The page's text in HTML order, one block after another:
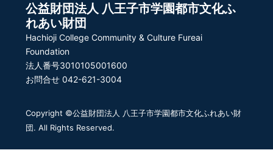
公益財団法人 八王子市学園都市文化ふ
れあい財団
Hachioji College Community & Culture Fureai
Foundation
法人番号3010105001600
お問合せ 042-621-3004
Copyright ©公益財団法人 八王子市学園都市文化ふれあい財
団. All Rights Reserved.